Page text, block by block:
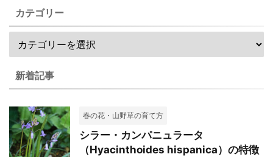
カテゴリー
新着記事
春の花・山野草の育て方
シラー・カンパニュラータ
（Hyacinthoides hispanica）の特徴